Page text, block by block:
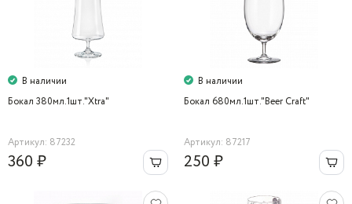
В наличии
Бокал 380мл.1шт."Xtra"
Артикул: 87232
360 ₽
В наличии
Бокал 680мл.1шт."Beer Craft"
Артикул: 87217
250 ₽